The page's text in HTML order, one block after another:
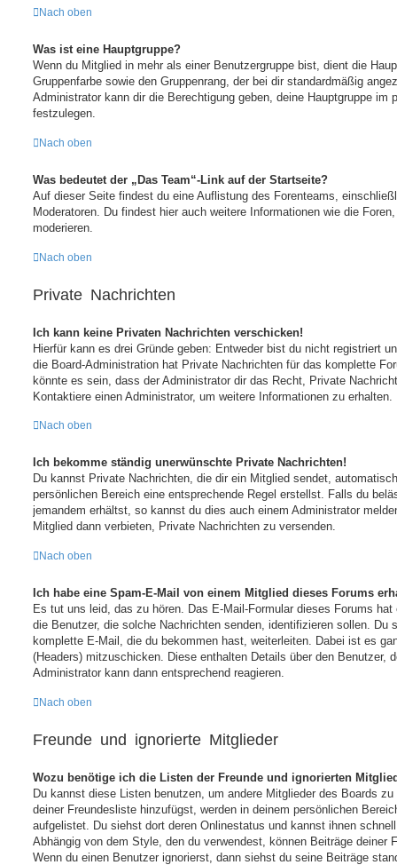
Nach oben
Was ist eine Hauptgruppe?
Wenn du Mitglied in mehr als einer Benutzergruppe bist, dient die
Gruppenfarbe sowie den Gruppenrang, der bei dir standardmäßig
Administrator kann dir die Berechtigung geben, deine Hauptgruppe im
festzulegen.
Nach oben
Was bedeutet der „Das Team“-Link auf der Startseite?
Auf dieser Seite findest du eine Auflistung des Forenteams,
Moderatoren. Du findest hier auch weitere Informationen wie die
moderieren.
Nach oben
Private Nachrichten
Ich kann keine Privaten Nachrichten verschicken!
Hierfür kann es drei Gründe geben: Entweder bist du nicht registriert
die Board-Administration hat Private Nachrichten für das komplette
könnte es sein, dass der Administrator dir das Recht, Private
Kontaktiere einen Administrator, um weitere Informationen zu erhalten.
Nach oben
Ich bekomme ständig unerwünschte Private Nachrichten!
Du kannst Private Nachrichten, die dir ein Mitglied sendet,
persönlichen Bereich eine entsprechende Regel erstellst. Falls du
jemandem erhältst, so kannst du dies auch einem Administrator
Mitglied dann verbieten, Private Nachrichten zu versenden.
Nach oben
Ich habe eine Spam-E-Mail von einem Mitglied dieses Forums
Es tut uns leid, das zu hören. Das E-Mail-Formular dieses Forums
die Benutzer, die solche Nachrichten senden, identifizieren sollen. Du
komplette E-Mail, die du bekommen hast, weiterleiten. Dabei ist es
(Headers) mitzuschicken. Diese enthalten Details über den Benutzer,
Administrator kann dann entsprechend reagieren.
Nach oben
Freunde und ignorierte Mitglieder
Wozu benötige ich die Listen der Freunde und ignorierten
Du kannst diese Listen benutzen, um andere Mitglieder des Boards
deiner Freundesliste hinzufügst, werden in deinem persönlichen
aufgelistet. Du siehst dort deren Onlinestatus und kannst ihnen
Abhängig von dem Style, den du verwendest, können Beiträge deiner
Wenn du einen Benutzer ignorierst, dann siehst du seine Beiträge